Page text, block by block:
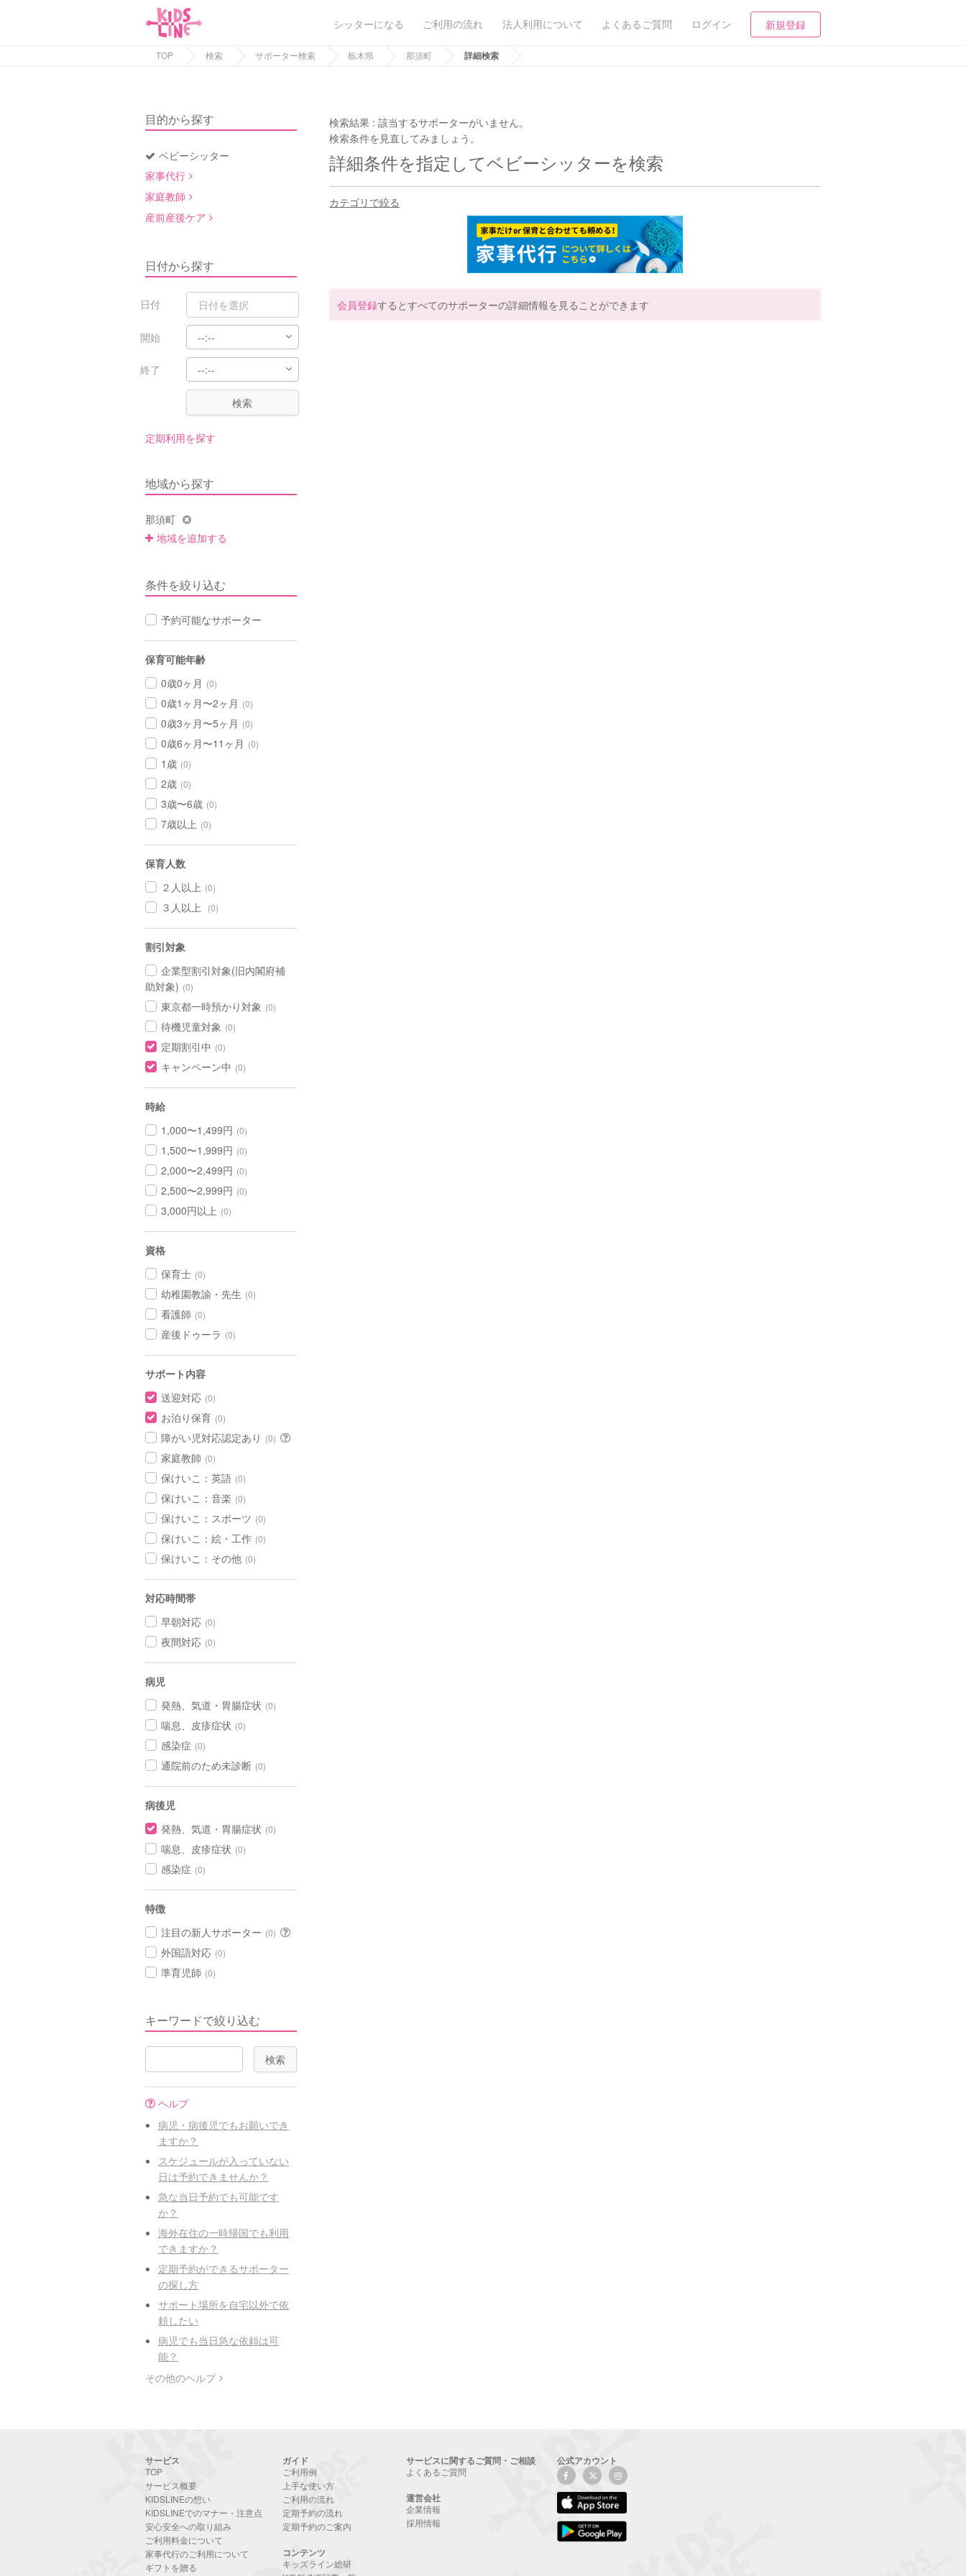
シッターになる ご利用の流れ 法人利用について よくあるご質問 ログイン 新規登録
TOP 検索 サポーター検索 栃木県 那須町 詳細検索
目的から探す
ベビーシッター
家事代行
家庭教師
産前産後ケア
日付から探す
日付
開始
終了
検索
定期利用を探す
地域から探す
那須町
地域を追加する
条件を絞り込む
予約可能なサポーター
保育可能年齢
0歳0ヶ月 (0)
0歳1ヶ月〜2ヶ月 (0)
0歳3ヶ月〜5ヶ月 (0)
0歳6ヶ月〜11ヶ月 (0)
1歳 (0)
2歳 (0)
3歳〜6歳 (0)
7歳以上 (0)
保育人数
２人以上 (0)
３人以上 (0)
割引対象
企業型割引対象(旧内閣府補
助対象) (0)
東京都一時預かり対象 (0)
待機児童対象 (0)
定期割引中 (0)
キャンペーン中 (0)
時給
1,000〜1,499円 (0)
1,500〜1,999円 (0)
2,000〜2,499円 (0)
2,500〜2,999円 (0)
3,000円以上 (0)
資格
保育士 (0)
幼稚園教諭・先生 (0)
看護師 (0)
産後ドゥーラ (0)
サポート内容
送迎対応 (0)
お泊り保育 (0)
障がい児対応認定あり (0)
家庭教師 (0)
保けいこ：英語 (0)
保けいこ：音楽 (0)
保けいこ：スポーツ (0)
保けいこ：絵・工作 (0)
保けいこ：その他 (0)
対応時間帯
早朝対応 (0)
夜間対応 (0)
病児
発熱、気道・胃腸症状 (0)
喘息、皮疹症状 (0)
感染症 (0)
通院前のため未診断 (0)
病後児
発熱、気道・胃腸症状 (0)
喘息、皮疹症状 (0)
感染症 (0)
特徴
注目の新人サポーター (0)
外国語対応 (0)
準育児師 (0)
キーワードで絞り込む
ヘルプ
病児・病後児でもお願いでき
ますか？
スケジュールが入っていない
日は予約できませんか？
急な当日予約でも可能です
か？
海外在住の一時帰国でも利用
できますか？
定期予約ができるサポーター
の探し方
サポート場所を自宅以外で依
頼したい
病児でも当日急な依頼は可
能？
その他のヘルプ
検索結果 :該当するサポーターがいません。
検索条件を見直してみましょう。
詳細条件を指定してベビーシッターを検索
カテゴリで絞る
会員登録するとすべてのサポーターの詳細情報を見ることができます
サービス
TOP
サービス概要
KIDSLINEの想い
KIDSLINEでのマナー・注意点
安心安全への取り組み
ご利用料金について
家事代行のご利用について
ギフトを贈る
ガイド
ご利用例
上手な使い方
ご利用の流れ
定期予約の流れ
定期予約のご案内
コンテンツ
キッズライン総研
サービスに関するご質問・ご相談
よくあるご質問
運営会社
企業情報
採用情報
公式アカウント